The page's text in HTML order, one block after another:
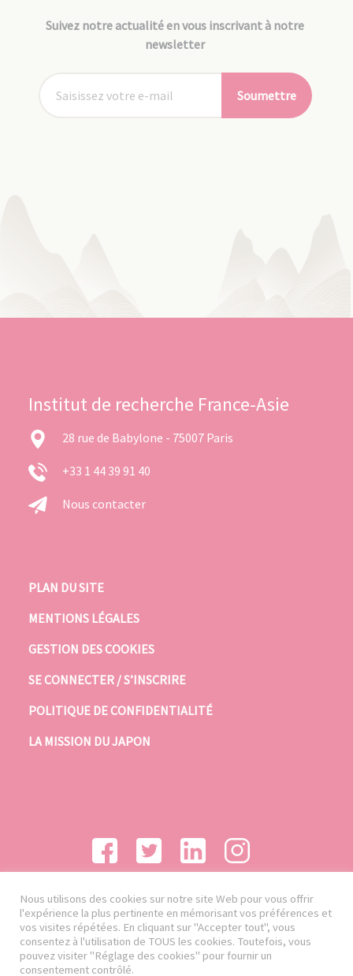
Suivez notre actualité en vous inscrivant à notre
newsletter
Soumettre
Institut de recherche France-Asie
28 rue de Babylone - 75007 Paris
+33 1 44 39 91 40
Nous contacter
PLAN DU SITE
MENTIONS LÉGALES
GESTION DES COOKIES
SE CONNECTER / S’INSCRIRE
POLITIQUE DE CONFIDENTIALITÉ
LA MISSION DU JAPON
Nous utilisons des cookies sur notre site Web pour vous offrir
l'expérience la plus pertinente en mémorisant vos préférences et
vos visites répétées. En cliquant sur "Accepter tout", vous
consentez à l'utilisation de TOUS les cookies. Toutefois, vous
pouvez visiter "Réglage des cookies" pour fournir un
consentement contrôlé.